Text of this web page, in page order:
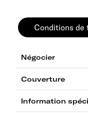
Conditions de